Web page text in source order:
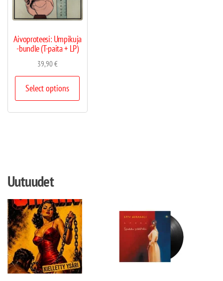
Aivoproteesi: Umpikuja
-bundle (T-paita + LP)
39,90€
Select options
Uutuudet